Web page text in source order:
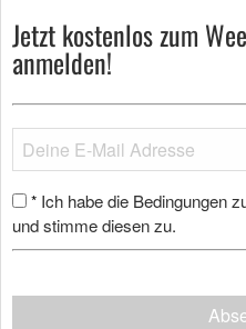
Jetzt kostenlos zum
anmelden!
* Ich habe die Bedingungen
und stimme diesen zu.